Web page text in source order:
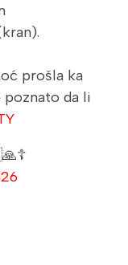
prošla ka
poznato da li